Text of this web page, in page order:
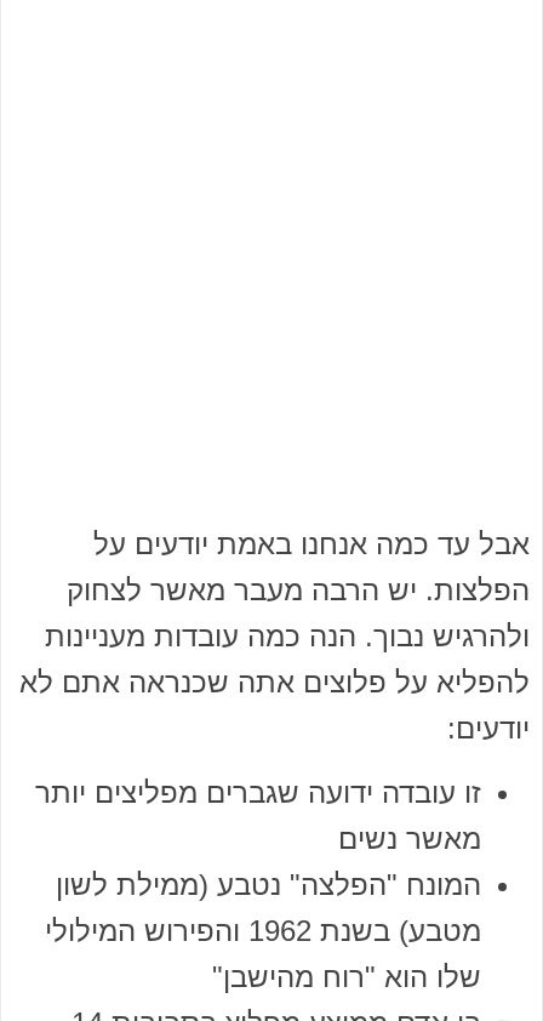
אבל עד כמה אנחנו באמת יודעים על
הפלצות. יש הרבה מעבר מאשר לצחוק
ולהרגיש נבוך. הנה כמה עובדות מעניינות
להפליא על פלוצים אתה שכנראה אתם לא
יודעים:
זו עובדה ידועה שגברים מפליצים יותר
מאשר נשים
המונח "הפלצה" נטבע (ממילת לשון
מטבע) בשנת 1962 והפירוש המילולי
שלו הוא "רוח מהישבן"